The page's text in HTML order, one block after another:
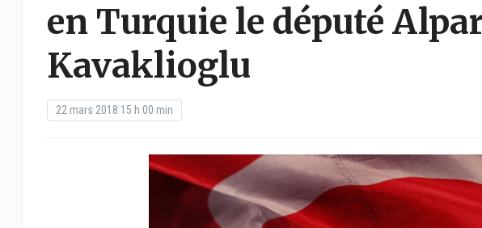
en Turquie le député
Kavaklioglu
22 mars 2018 15 h 00 min